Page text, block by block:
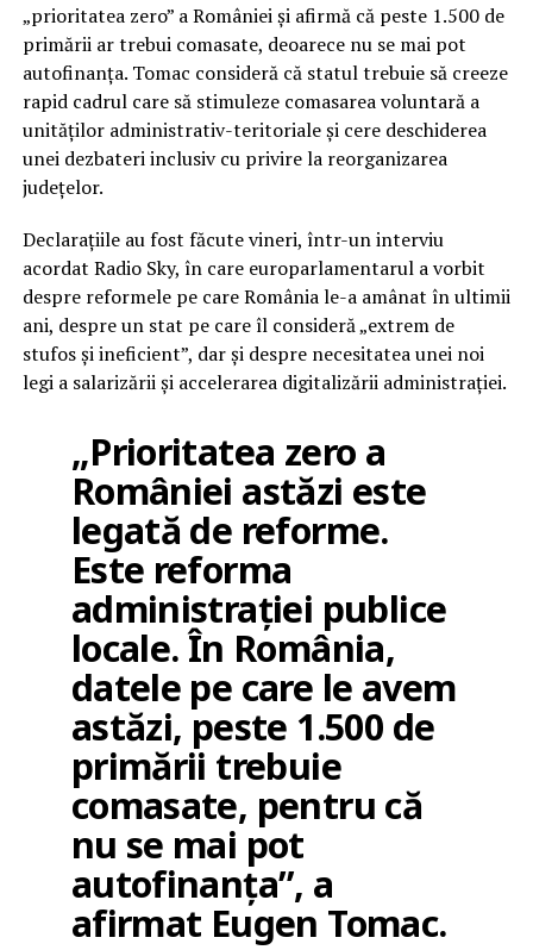
„prioritatea zero” a României și afirmă că peste 1.500 de
primării ar trebui comasate, deoarece nu se mai pot
autofinanța. Tomac consideră că statul trebuie să creeze
rapid cadrul care să stimuleze comasarea voluntară a
unităților administrativ-teritoriale și cere deschiderea
unei dezbateri inclusiv cu privire la reorganizarea
județelor.
Declarațiile au fost făcute vineri, într-un interviu
acordat Radio Sky, în care europarlamentarul a vorbit
despre reformele pe care România le-a amânat în ultimii
ani, despre un stat pe care îl consideră „extrem de
stufos și ineficient”, dar și despre necesitatea unei noi
legi a salarizării și accelerarea digitalizării administrației.
„Prioritatea zero a
României astăzi este
legată de reforme.
Este reforma
administrației publice
locale. În România,
datele pe care le avem
astăzi, peste 1.500 de
primării trebuie
comasate, pentru că
nu se mai pot
autofinanța”, a
afirmat Eugen Tomac.